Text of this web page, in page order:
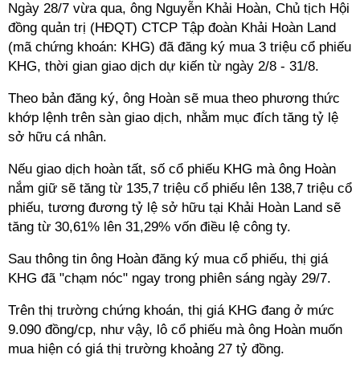
Ngày 28/7 vừa qua, ông Nguyễn Khải Hoàn, Chủ tịch Hội
đồng quản trị (HĐQT) CTCP Tập đoàn Khải Hoàn Land
(mã chứng khoán: KHG) đã đăng ký mua 3 triệu cổ phiếu
KHG, thời gian giao dịch dự kiến từ ngày 2/8 - 31/8.
Theo bản đăng ký, ông Hoàn sẽ mua theo phương thức
khớp lệnh trên sàn giao dịch, nhằm mục đích tăng tỷ lệ
sở hữu cá nhân.
Nếu giao dịch hoàn tất, số cổ phiếu KHG mà ông Hoàn
nắm giữ sẽ tăng từ 135,7 triệu cổ phiếu lên 138,7 triệu cổ
phiếu, tương đương tỷ lệ sở hữu tại Khải Hoàn Land sẽ
tăng từ 30,61% lên 31,29% vốn điều lệ công ty.
Sau thông tin ông Hoàn đăng ký mua cổ phiếu, thị giá
KHG đã "chạm nóc" ngay trong phiên sáng ngày 29/7.
Trên thị trường chứng khoán, thị giá KHG đang ở mức
9.090 đồng/cp, như vậy, lô cổ phiếu mà ông Hoàn muốn
mua hiện có giá thị trường khoảng 27 tỷ đồng.